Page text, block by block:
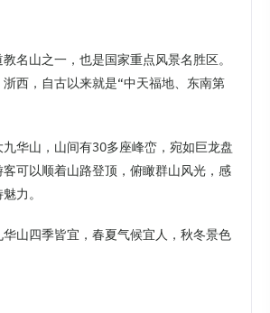
名山之一，也是国家重点风景名胜区。
西，自古以来就是“中天福地、东南第
华山，山间有30多座峰峦，宛如巨龙盘
可以顺着山路登顶，俯瞰群山风光，感
力。
山四季皆宜，春夏气候宜人，秋冬景色